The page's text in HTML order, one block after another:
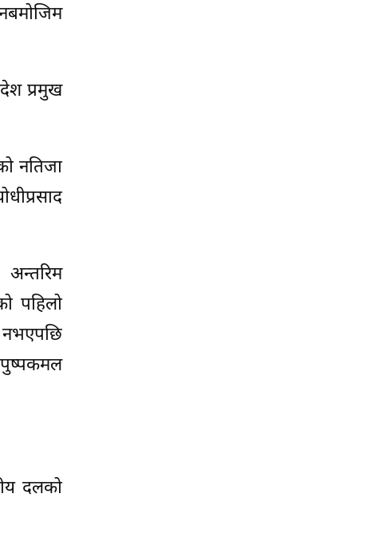
प्रमुख
नतिजा
पहिलो
पुष्पकमल
दलको